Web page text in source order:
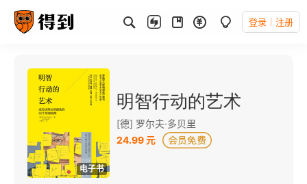
登录 注册
电子书
明智行动的艺术
[德] 罗尔夫·多贝里
24.99 元